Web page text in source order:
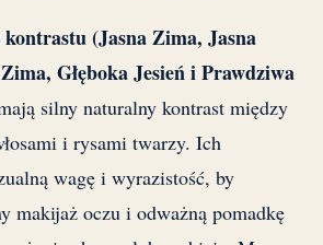
kontrastu (Jasna Zima, Jasna
Głęboka Jesień i Prawdziwa
silny naturalny kontrast między
i rysami twarzy. Ich
wagę i wyrazistość, by
makijaż oczu i odważną pomadkę